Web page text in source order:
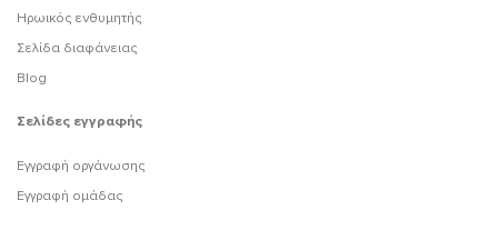
Ηρωικός ενθυμητής
Σελίδα διαφάνειας
Blog
Σελίδες εγγραφής
Εγγραφή οργάνωσης
Εγγραφή ομάδας